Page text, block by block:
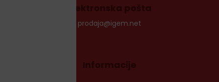
Elektronska pošta
prodaja@igem.net
Informacije